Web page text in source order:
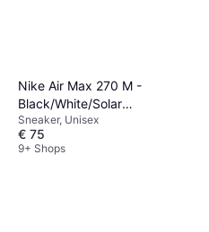
Nike Air Max 270 M -
Black/White/Solar
Red/Anthracite
Sneaker, Unisex
€ 75
9+ Shops